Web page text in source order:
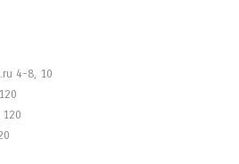
4-8, 10